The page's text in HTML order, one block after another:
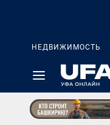
НЕДВИЖИМОСТЬ